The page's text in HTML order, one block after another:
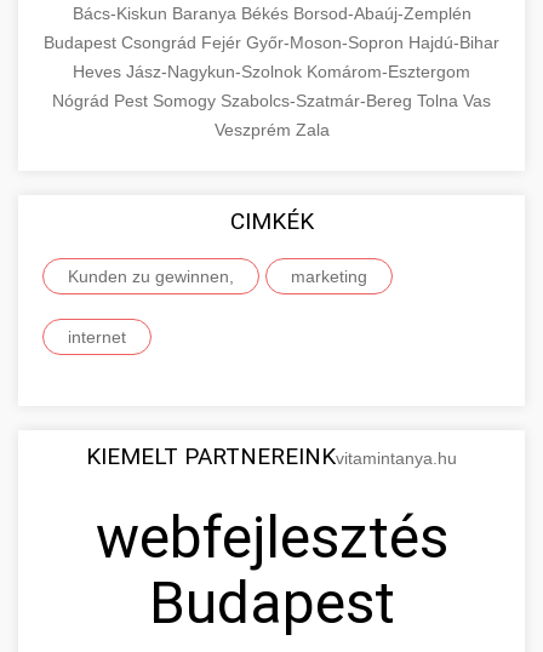
Bács-Kiskun Baranya Békés Borsod-Abaúj-Zemplén
Budapest Csongrád Fejér Győr-Moson-Sopron Hajdú-Bihar
Heves Jász-Nagykun-Szolnok Komárom-Esztergom
Nógrád Pest Somogy Szabolcs-Szatmár-Bereg Tolna Vas
Veszprém Zala
CIMKÉK
Kunden zu gewinnen, marketing
internet
KIEMELT PARTNEREINKvitamintanya.hu
webfejlesztés
Budapest